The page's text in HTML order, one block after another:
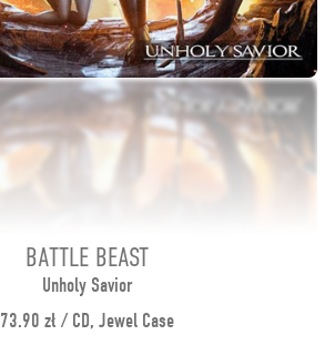
BATTLE BEAST
Unholy Savior
73.90 zł / CD, Jewel Case